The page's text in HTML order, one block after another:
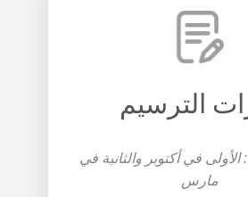
الترسيم
الأولى في أكتوبر والثانية في
مارس